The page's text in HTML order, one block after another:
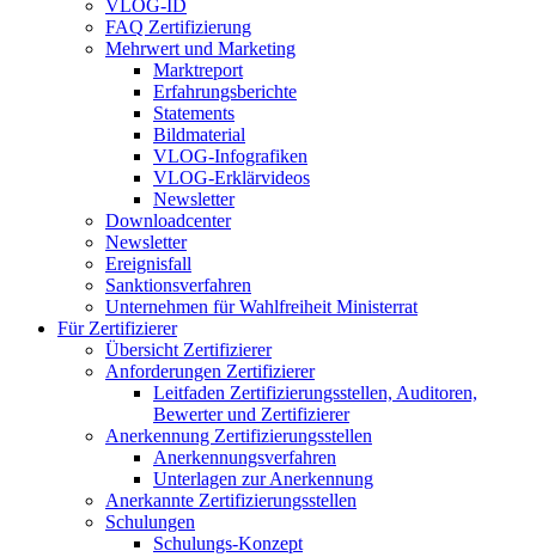
VLOG-ID
FAQ Zertifizierung
Mehrwert und Marketing
Marktreport
Erfahrungsberichte
Statements
Bildmaterial
VLOG-Infografiken
VLOG-Erklärvideos
Newsletter
Downloadcenter
Newsletter
Ereignisfall
Sanktionsverfahren
Unternehmen für Wahlfreiheit Ministerrat
Für Zertifizierer
Übersicht Zertifizierer
Anforderungen Zertifizierer
Leitfaden Zertifizierungsstellen, Auditoren,
Bewerter und Zertifizierer
Anerkennung Zertifizierungsstellen
Anerkennungsverfahren
Unterlagen zur Anerkennung
Anerkannte Zertifizierungsstellen
Schulungen
Schulungs-Konzept